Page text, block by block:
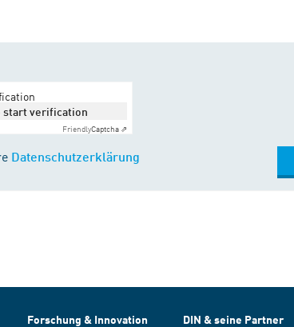
start verification
FriendlyCaptcha ⇗
Datenschutzerklärung
Forschung & Innovation DIN & seine Partner